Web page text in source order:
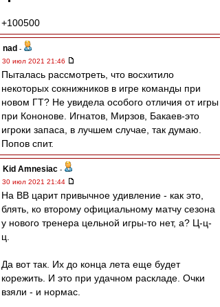
+100500
nad -
30 июл 2021 21:46
Пыталась рассмотреть, что восхитило
некоторых сокнижников в игре команды при
новом ГТ? Не увидела особого отличия от игры
при Кононове. Игнатов, Мирзов, Бакаев-это
игроки запаса, в лучшем случае, так думаю.
Попов спит.
Kid Amnesiac -
30 июл 2021 21:44
На ВВ царит привычное удивление - как это,
блять, ко второму официальному матчу сезона
у нового тренера цельной игры-то нет, а? Ц-ц-
ц.
Да вот так. Их до конца лета еще будет
корежить. И это при удачном раскладе. Очки
взяли - и нормас.